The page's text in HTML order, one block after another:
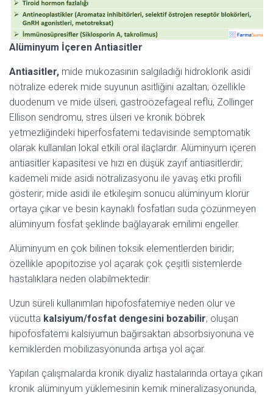
Alüminyum İçeren Antiasitler
Antiasitler, mide mukozasının salgıladığı hidroklorik asidi
nötralize ederek mide suyunun asitliğini azaltan; özellikle
duodenum ve mide ülseri, gastroözefageal reflü, Zollinger
Ellison sendromu, stres ülseri ve kronik böbrek
yetmezliğindeki hiperfosfatemi tedavisinde semptomatik
olarak kullanılan lokal etkili oral ilaçlardır. Alüminyum içeren
antiasitler kapasitesi ve hızı en düşük zayıf antiasitlerdir;
kademeli mide asidi nötralizasyonu ile yavaş etki profili
gösterir; mide asidi ile etkileşim sonucu alüminyum klorür
ortaya çıkar ve besin kaynaklı fosfatları suda çözünmeyen
alüminyum fosfat şeklinde bağlayarak emilimi engeller.
Alüminyum en çok bilinen toksik elementlerden biridir;
özellikle apopitozise yol açarak çok çeşitli sistemlerde
hastalıklara neden olabilmektedir.
Uzun süreli kullanımları hipofosfatemiye neden olur ve
vücutta kalsiyum/fosfat dengesini bozabilir; oluşan
hipofosfatemi kalsiyumun bağırsaktan absorbsiyonuna ve
kemiklerden mobilizasyonunda artışa yol açar.
Yapılan çalışmalarda kronik diyaliz hastalarında ortaya çıkan
kronik alüminyum yüklemesinin kemik mineralizasyonunda,